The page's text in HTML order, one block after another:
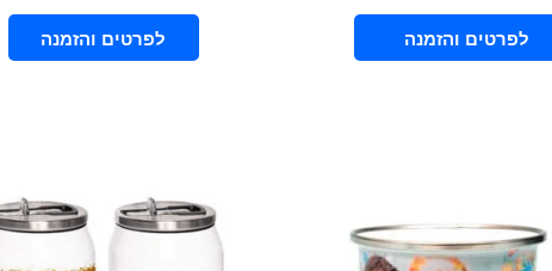
VIEW PRODUCT הוספה לסל